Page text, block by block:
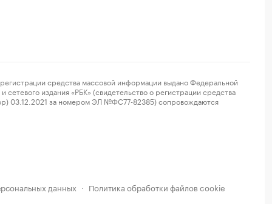
средства массовой информации выдано Федеральной
издания «РБК» (свидетельство о регистрации средства
03.12.2021 за номером ЭЛ №ФС77-82385) сопровождаются
данных · Политика обработки файлов cookie